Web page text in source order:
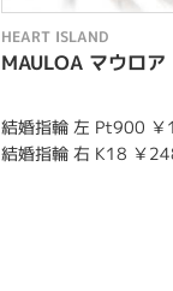
HEART ISLAND
MAULOA マウロア
結婚指輪 左 Pt900
結婚指輪 右 K18 ￥